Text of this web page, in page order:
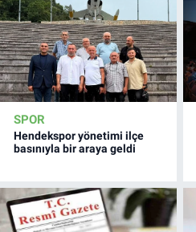
SPOR
Hendekspor yönetimi ilçe
basınıyla bir araya geldi